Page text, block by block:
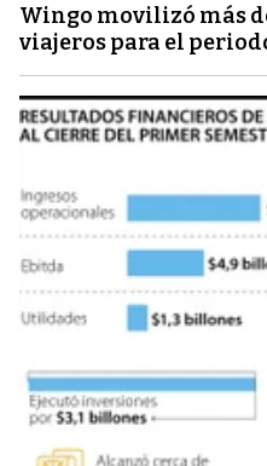
Wingo movilizó más
viajeros para el